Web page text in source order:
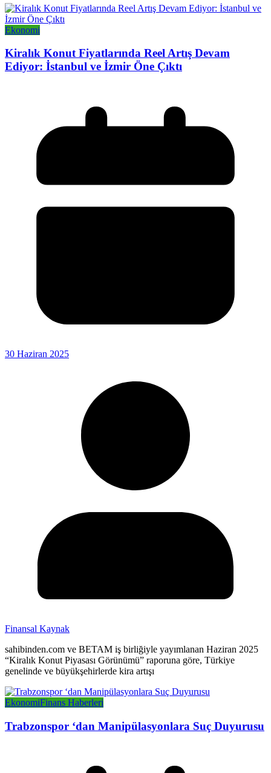
Ekonomi
Kiralık Konut Fiyatlarında Reel Artış Devam
Ediyor: İstanbul ve İzmir Öne Çıktı
30 Haziran 2025
Finansal Kaynak
sahibinden.com ve BETAM iş birliğiyle yayımlanan Haziran 2025
“Kiralık Konut Piyasası Görünümü” raporuna göre, Türkiye
genelinde ve büyükşehirlerde kira artışı
EkonomiFinans Haberleri
Trabzonspor ‘dan Manipülasyonlara Suç Duyurusu